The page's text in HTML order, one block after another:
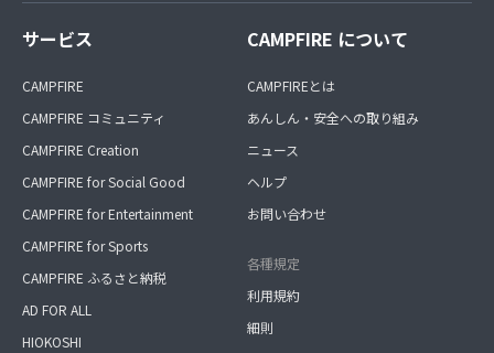
サービス
CAMPFIRE
CAMPFIRE コミュニティ
CAMPFIRE Creation
CAMPFIRE for Social Good
CAMPFIRE for Entertainment
CAMPFIRE for Sports
CAMPFIRE ふるさと納税
AD FOR ALL
HIOKOSHI
CAMPFIRE について
CAMPFIREとは
あんしん・安全への取り組み
ニュース
ヘルプ
お問い合わせ
各種規定
利用規約
細則